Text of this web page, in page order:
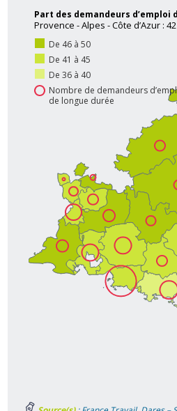
De 46 à 50
De 41 à 45
De 36 à 40
Nombre de demandeurs
de longue durée
Part des demandeurs d’emploi
Provence - Alpes - Côte d’Azur : 42